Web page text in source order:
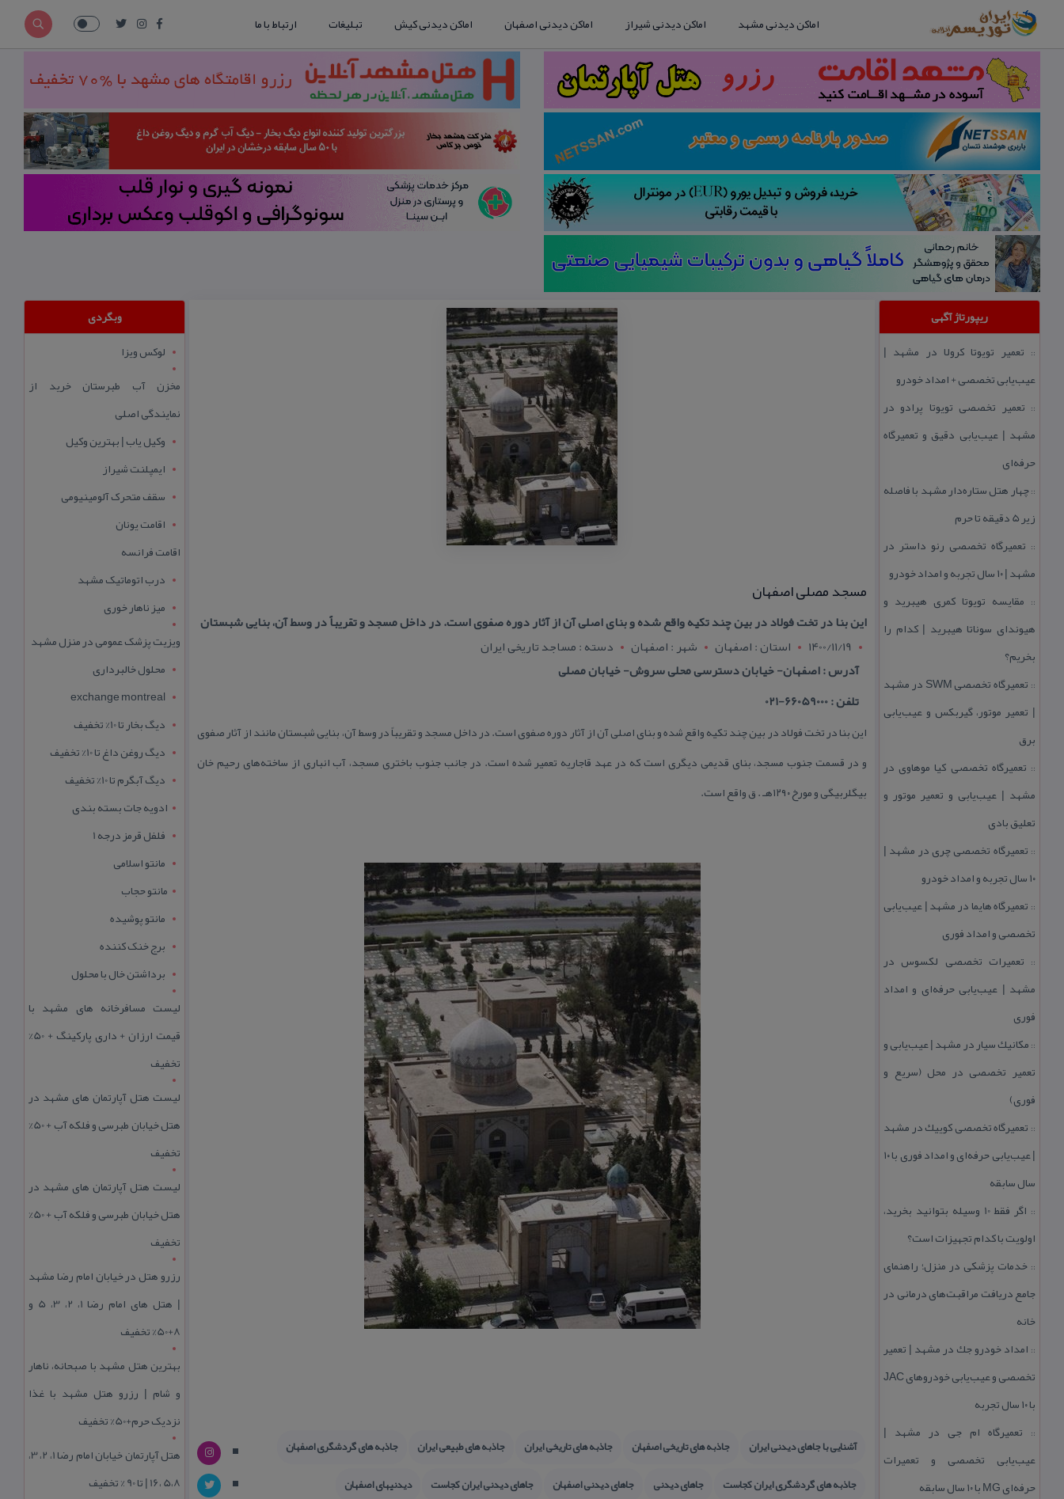
اماکن دیدنی مشهد اماکن دیدنی شیراز اماکن دیدنی اصفهان اماکن دیدنی کیش تبلیغات ارتباط با ما
ریپورتاژ آگهی
:: تعمیر تویوتا كرولا در مشهد |
عیب‌یابی تخصصی + امداد خودرو
:: تعمیر تخصصی تویوتا پرادو در
مشهد | عیب‌یابی دقیق و تعمیرگاه
حرفه‌ای
::چهار هتل‌ ستاره‌دار مشهد با فاصله
زیر 5 دقیقه تا حرم
:: تعمیرگاه تخصصی رنو داستر در
مشهد | ۱۰ سال تجربه و امداد خودرو
:: مقایسه تویوتا كمری هیبرید و
هیوندای سوناتا هیبرید | كدام را
بخریم؟
::
تعمیرگاه تخصصی SWM در مشهد
| تعمیر موتور، گیربكس و عیب‌یابی
برق
:: تعمیرگاه تخصصی كیا موهاوی در
مشهد | عیب‌یابی و تعمیر موتور و
تعلیق بادی
:: تعمیرگاه تخصصی چری در مشهد |
۱۰ سال تجربه و امداد خودرو
:: تعمیرگاه هایما در مشهد | عیب‌یابی
تخصصی و امداد فوری
:: تعمیرات تخصصی لكسوس در
مشهد | عیب‌یابی حرفه‌ای و امداد
فوری
:: مكانیك سیار در مشهد | عیب‌یابی و
تعمیر تخصصی در محل (سریع و
فوری)
:: تعمیرگاه تخصصی كوییك در مشهد
| عیب‌یابی حرفه‌ای و امداد فوری با ۱۰
سال سابقه
::
اگر فقط 10 وسیله بتوانید بخرید،
اولویت با كدام تجهیزات است؟
:: خدمات پزشكی در منزل؛ راهنمای
جامع دریافت مراقبت‌های درمانی در
خانه
:: امداد خودرو جك در مشهد | تعمیر
تخصصی و عیب‌یابی خودروهای JAC
با ۱۰ سال تجربه
:: تعمیرگاه ام جی در مشهد |
عیب‌یابی تخصصی و تعمیرات
حرفه‌ای MG با ۱۰ سال سابقه
مسجد مصلی اصفهان
این بنا در تخت فولاد در بین چند تكیه واقع شده و بنای اصلی آن از آثار دوره صفوی است. در داخل مسجد و تقریباً در وسط آن، بنایی شبستان
1400/11/19
استان : اصفهان شهر : اصفهان
دسته : مساجد تاریخی ایران
آدرس : اصفهان- خیابان دسترسی محلی سروش- خیابان مصلی
تلفن : 66059000-021
این بنا در تخت فولاد در بین چند تكیه واقع شده و بنای اصلی آن از آثار دوره صفوی است. در داخل مسجد و تقریباً در وسط آن، بنایی شبستان مانند از آثار صفوی
و در قسمت جنوب مسجد، بنای قدیمی دیگری است كه در عهد قاجاریه تعمیر شده است. در جانب جنوب باختری مسجد، آب انباری از ساخته‌های رحیم خان
بیگلربیگی و مورخ ۱۲۹۰هـ . ق واقع است.
آشنایی با جاهای دیدنی ایران جاذبه های تاریخی اصفهان جاذبه های تاریخی ایران جاذبه های طبیعی ایران
جاذبه های گردشگری اصفهان
جاذبه های گردشگری ایران كجاست
جاهای دیدنی جاهای دیدنی اصفهان جاهای دیدنی ایران كجاست دیدنیهای اصفهان
وبگردی
لوکس ویزا
مخزن آب طبرستان خرید از
نمایندگی اصلی
وکیل یاب | بهترین وکیل
ایمپلنت شیراز
سقف متحرک آلومینیومی
اقامت یونان
اقامت فرانسه
درب اتوماتیک مشهد
میز ناهار خوری
ویزیت پزشک عمومی در منزل مشهد
محلول خالبرداری
exchange montreal
دیگ بخار تا 10% تخفیف
دیگ روغن داغ تا 10% تخفیف
دیگ آبگرم تا 10% تخفیف
ادویه جات بسته بندی
فلفل قرمز درجه 1
مانتو اسلامی
مانتو حجاب
مانتو پوشیده
برج خنک کننده
برداشتن خال با محلول
لیست مسافرخانه های مشهد با
قیمت ارزان + داری پارکینگ + 50%
تخفیف
لیست هتل آپارتمان های مشهد در
هتل خیابان طبرسی و فلکه آب + 50%
تخفیف
لیست هتل آپارتمان های مشهد در
هتل خیابان طبرسی و فلکه آب + 50%
تخفیف
رزرو هتل در خیابان امام رضا مشهد
| هتل‌ های امام رضا 1، 2، 3، 5 و
8+50% تخفیف
بهترین هتل مشهد با صبحانه، ناهار
و شام | رزرو هتل مشهد با غذا
نزدیک حرم+50% تخفیف
هتل آپارتمان خیابان امام رضا 1، 2، 3،
5،8 ،16 | تا 90 % تخفیف